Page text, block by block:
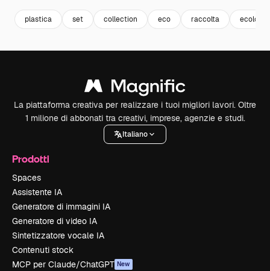
plastica set collection eco raccolta ecologia
La piattaforma creativa per realizzare i tuoi migliori lavori. Oltre
1 milione di abbonati tra creativi, imprese, agenzie e studi.
Italiano
Prodotti
Spaces
Assistente IA
Generatore di immagini IA
Generatore di video IA
Sintetizzatore vocale IA
Contenuti stock
MCP per Claude/ChatGPT New